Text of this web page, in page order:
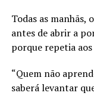
Todas as manhãs,
antes de abrir a
porque repetia
“Quem não
saberá levantar